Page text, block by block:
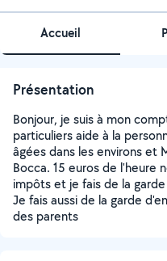
Accueil
Présentation
Bonjour, je suis à mon
particuliers aide à la
âgées dans les environs et
Bocca. 15 euros de l'heure
impôts et je fais de la
Je fais aussi de la garde
des parents